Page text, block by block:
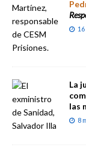
La
las
8